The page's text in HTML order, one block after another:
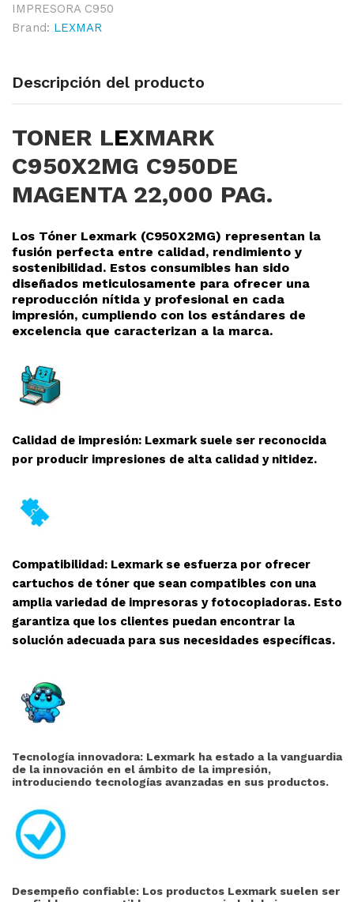
IMPRESORA C950
Brand: LEXMAR
Descripción del producto
TONER LEXMARK
C950X2MG C950DE
MAGENTA 22,000 PAG.
Los Tóner Lexmark (C950X2MG) representan la
fusión perfecta entre calidad, rendimiento y
sostenibilidad. Estos consumibles han sido
diseñados meticulosamente para ofrecer una
reproducción nítida y profesional en cada
impresión, cumpliendo con los estándares de
excelencia que caracterizan a la marca.
Calidad de impresión: Lexmark suele ser reconocida
por producir impresiones de alta calidad y nitidez.
Compatibilidad: Lexmark se esfuerza por ofrecer
cartuchos de tóner que sean compatibles con una
amplia variedad de impresoras y fotocopiadoras. Esto
garantiza que los clientes puedan encontrar la
solución adecuada para sus necesidades específicas.
Tecnología innovadora: Lexmark ha estado a la vanguardia
de la innovación en el ámbito de la impresión,
introduciendo tecnologías avanzadas en sus productos.
Desempeño confiable: Los productos Lexmark suelen ser